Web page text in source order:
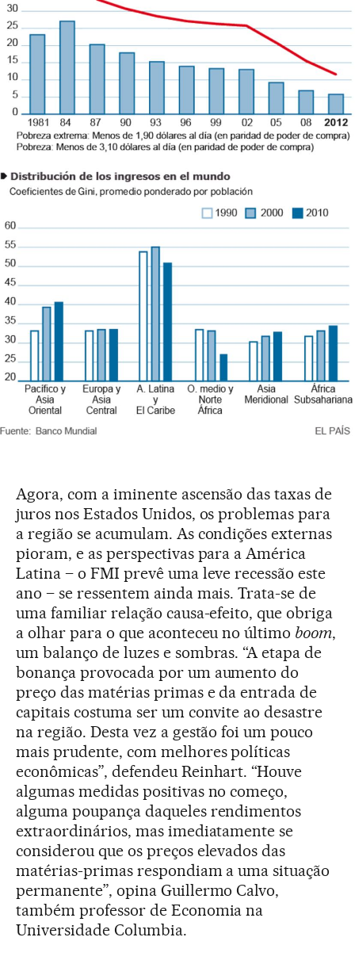
Agora, com a iminente ascensão das taxas de
juros nos Estados Unidos, os problemas para
a região se acumulam. As condições externas
pioram, e as perspectivas para a América
Latina – o FMI prevê uma leve recessão este
ano – se ressentem ainda mais. Trata-se de
uma familiar relação causa-efeito, que obriga
a olhar para o que aconteceu no último boom,
um balanço de luzes e sombras. “A etapa de
bonança provocada por um aumento do
preço das matérias primas e da entrada de
capitais costuma ser um convite ao desastre
na região. Desta vez a gestão foi um pouco
mais prudente, com melhores políticas
econômicas”, defendeu Reinhart. “Houve
algumas medidas positivas no começo,
alguma poupança daqueles rendimentos
extraordinários, mas imediatamente se
considerou que os preços elevados das
matérias-primas respondiam a uma situação
permanente”, opina Guillermo Calvo,
também professor de Economia na
Universidade Columbia.